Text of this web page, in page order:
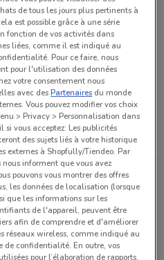
les environs
2 Le Chesnay
Versailles
de tous les jours plus pertinents à
est possible grâce à une série
fonction de vos activités dans
liées, comme il est indiqué au
Pour ce faire, nous
pour l'utilisation des données
votre consentement nous
avec desPartenaires du monde
Vous pouvez modifier vos choix
> Privacy > Personnalisation dans
vous acceptez: Les publicités
des sujets liés à votre historique
externes à Shopfully/Tiendeo. Par
informent que vous avez
pouvons vous montrer des offres
les données de localisation (lorsque
que les informations sur les
de l'appareil, peuvent être
afin de comprendre et d'améliorer
réseaux wireless, comme indiqué au
de confidentialité. En outre, vos
pour l’élaboration de rapports,